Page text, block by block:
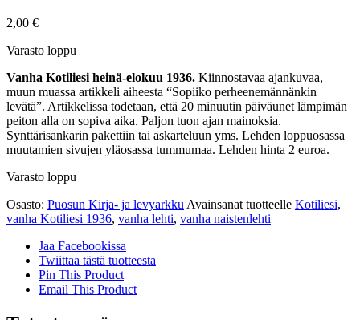
2,00 €
Varasto loppu
Vanha Kotiliesi heinä-elokuu 1936. Kiinnostavaa ajankuvaa,
muun muassa artikkeli aiheesta “Sopiiko perheenemännänkin
levätä”. Artikkelissa todetaan, että 20 minuutin päiväunet lämpimän
peiton alla on sopiva aika. Paljon tuon ajan mainoksia.
Synttärisankarin pakettiin tai askarteluun yms. Lehden loppuosassa
muutamien sivujen yläosassa tummumaa. Lehden hinta 2 euroa.
Varasto loppu
Osasto: Puosun Kirja- ja levyarkku Avainsanat tuotteelle Kotiliesi,
vanha Kotiliesi 1936, vanha lehti, vanha naistenlehti
Jaa Facebookissa
Twiittaa tästä tuotteesta
Pin This Product
Email This Product